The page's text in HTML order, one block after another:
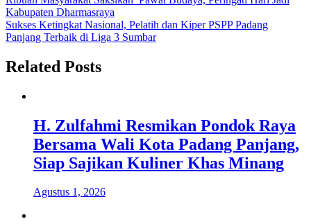
pos
Kabupaten Dharmasraya
Sukses Ketingkat Nasional, Pelatih dan Kiper PSPP Padang
Panjang Terbaik di Liga 3 Sumbar
Related Posts
H. Zulfahmi Resmikan Pondok Raya
Bersama Wali Kota Padang Panjang,
Siap Sajikan Kuliner Khas Minang
Agustus 1, 2026